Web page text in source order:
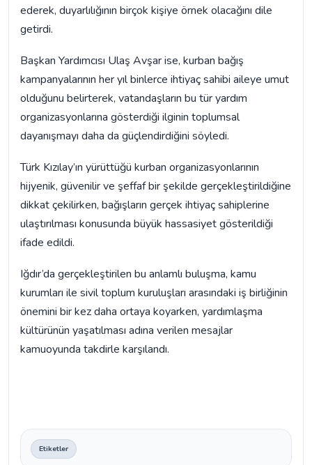
ederek, duyarlılığının birçok kişiye örnek olacağını dile
getirdi.
Başkan Yardımcısı Ulaş Avşar ise, kurban bağış
kampanyalarının her yıl binlerce ihtiyaç sahibi aileye umut
olduğunu belirterek, vatandaşların bu tür yardım
organizasyonlarına gösterdiği ilginin toplumsal
dayanışmayı daha da güçlendirdiğini söyledi.
Türk Kızılay’ın yürüttüğü kurban organizasyonlarının
hijyenik, güvenilir ve şeffaf bir şekilde gerçekleştirildiğine
dikkat çekilirken, bağışların gerçek ihtiyaç sahiplerine
ulaştırılması konusunda büyük hassasiyet gösterildiği
ifade edildi.
Iğdır’da gerçekleştirilen bu anlamlı buluşma, kamu
kurumları ile sivil toplum kuruluşları arasındaki iş birliğinin
önemini bir kez daha ortaya koyarken, yardımlaşma
kültürünün yaşatılması adına verilen mesajlar
kamuoyunda takdirle karşılandı.
Etiketler